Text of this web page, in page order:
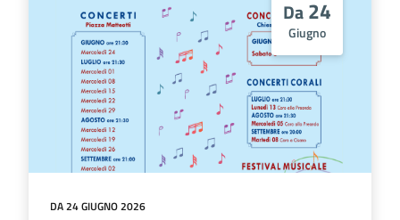
Da24
Giugno
DA 24 GIUGNO 2026